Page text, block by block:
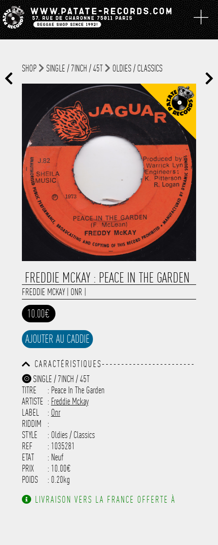
SHOP SINGLE / 7INCH / 45T OLDIES / CLASSICS
FREDDIE MCKAY : PEACE IN THE GARDEN
FREDDIE MCKAY| ONR
10.00€
AJOUTER AU CADDIE
CARACTÉRISTIQUES------------------------
-----------------------------------------
-----------------------------------------
-----------------------------------------
-----------------------------------------
---------------------
SINGLE / 7INCH / 45T
TITRE
: Peace In The Garden
ARTISTE : Freddie Mckay
LABEL
: Onr
RIDDIM
:
STYLE
: Oldies / Classics
REF
: 1035281
ETAT
: Neuf
PRIX
: 10.00€
POIDS
: 0.20kg
LIVRAISON VERS LA FRANCE OFFERTE À